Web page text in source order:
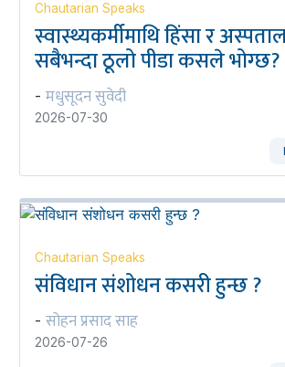
Chautarian Speaks
स्वास्थ्यकर्मीमाथि हिंसा र
सबैभन्दा ठूलो पीडा कसले भोग्छ?
- मधुसूदन सुवेदी
2026-07-30
Chautarian Speaks
संविधान संशोधन कसरी हुन्छ ?
- सोहन प्रसाद साह
2026-07-26